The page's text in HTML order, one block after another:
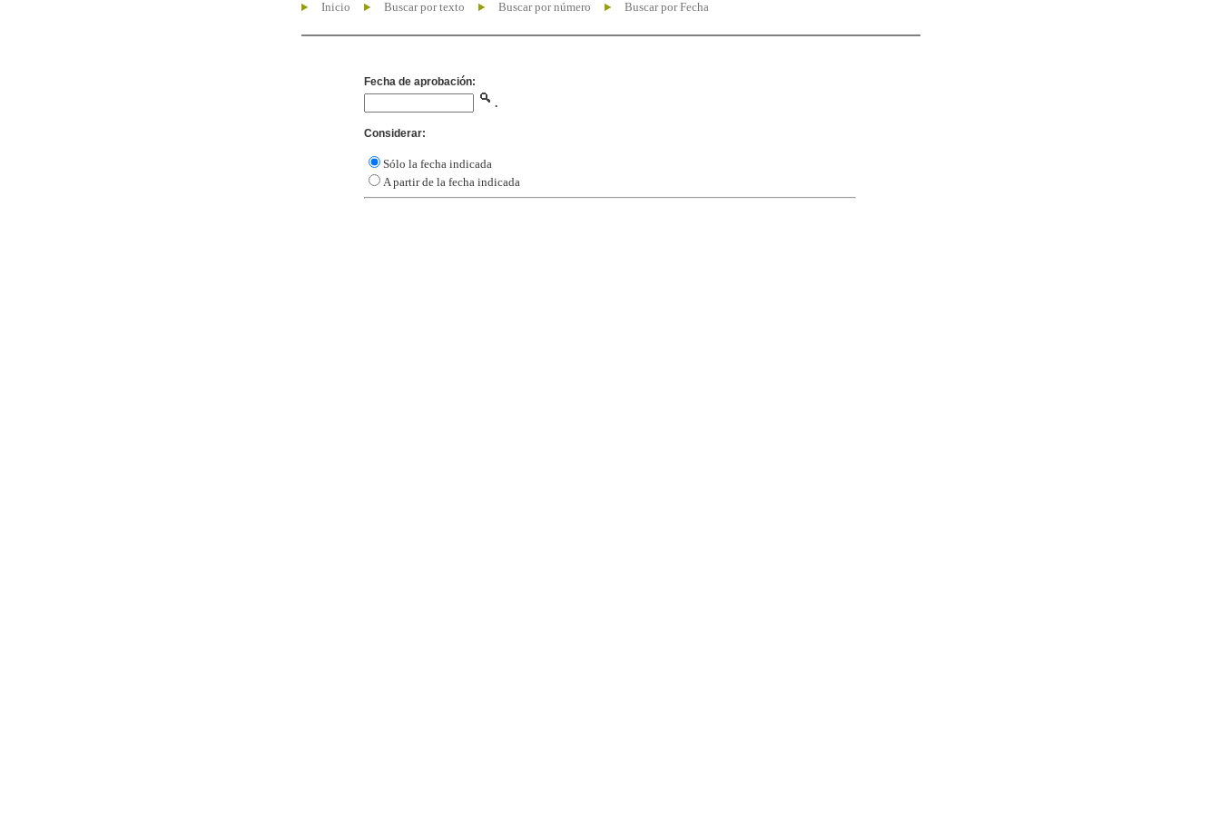
Inicio Buscar por texto Buscar por número Buscar por Fecha
Fecha de aprobación:
.
Considerar:
Sólo la fecha indicada
A partir de la fecha indicada